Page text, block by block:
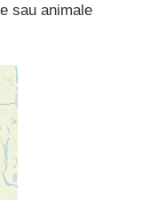
sau animale